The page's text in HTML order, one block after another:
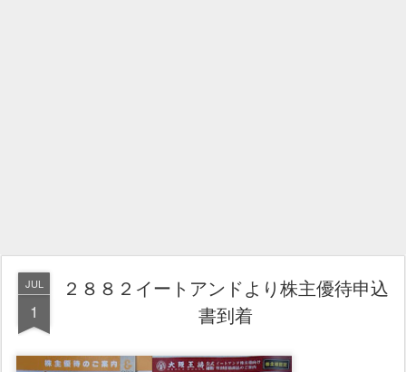
JUL
1
２８８２イートアンドより株主優待申込
書到着